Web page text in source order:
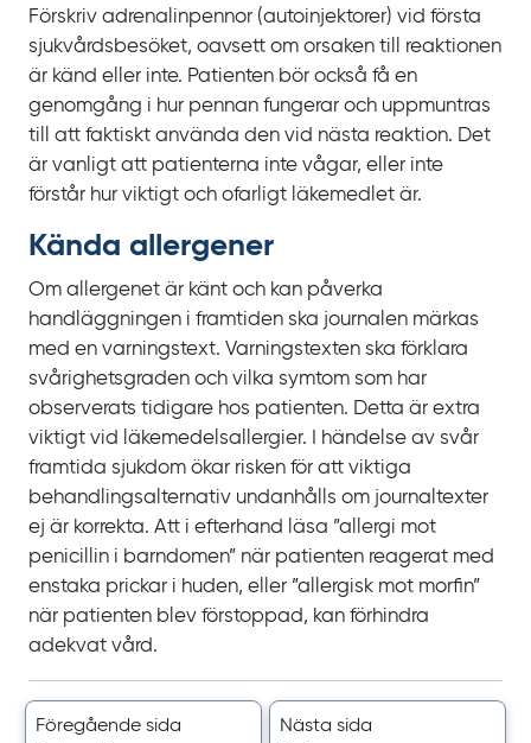
Förskriv adrenalinpennor (autoinjektorer) vid första
sjukvårdsbesöket, oavsett om orsaken till reaktionen
är känd eller inte. Patienten bör också få en
genomgång i hur pennan fungerar och uppmuntras
till att faktiskt använda den vid nästa reaktion. Det
är vanligt att patienterna inte vågar, eller inte
förstår hur viktigt och ofarligt läkemedlet är.
Kända allergener
Om allergenet är känt och kan påverka
handläggningen i framtiden ska journalen märkas
med en varningstext. Varningstexten ska förklara
svårighetsgraden och vilka symtom som har
observerats tidigare hos patienten. Detta är extra
viktigt vid läkemedelsallergier. I händelse av svår
framtida sjukdom ökar risken för att viktiga
behandlingsalternativ undanhålls om journaltexter
ej är korrekta. Att i efterhand läsa ”allergi mot
penicillin i barndomen” när patienten reagerat med
enstaka prickar i huden, eller ”allergisk mot morfin”
när patienten blev förstoppad, kan förhindra
adekvat vård.
Föregående sida
Nästa sida